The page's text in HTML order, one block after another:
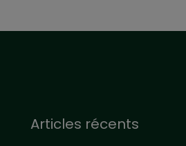
Articles récents